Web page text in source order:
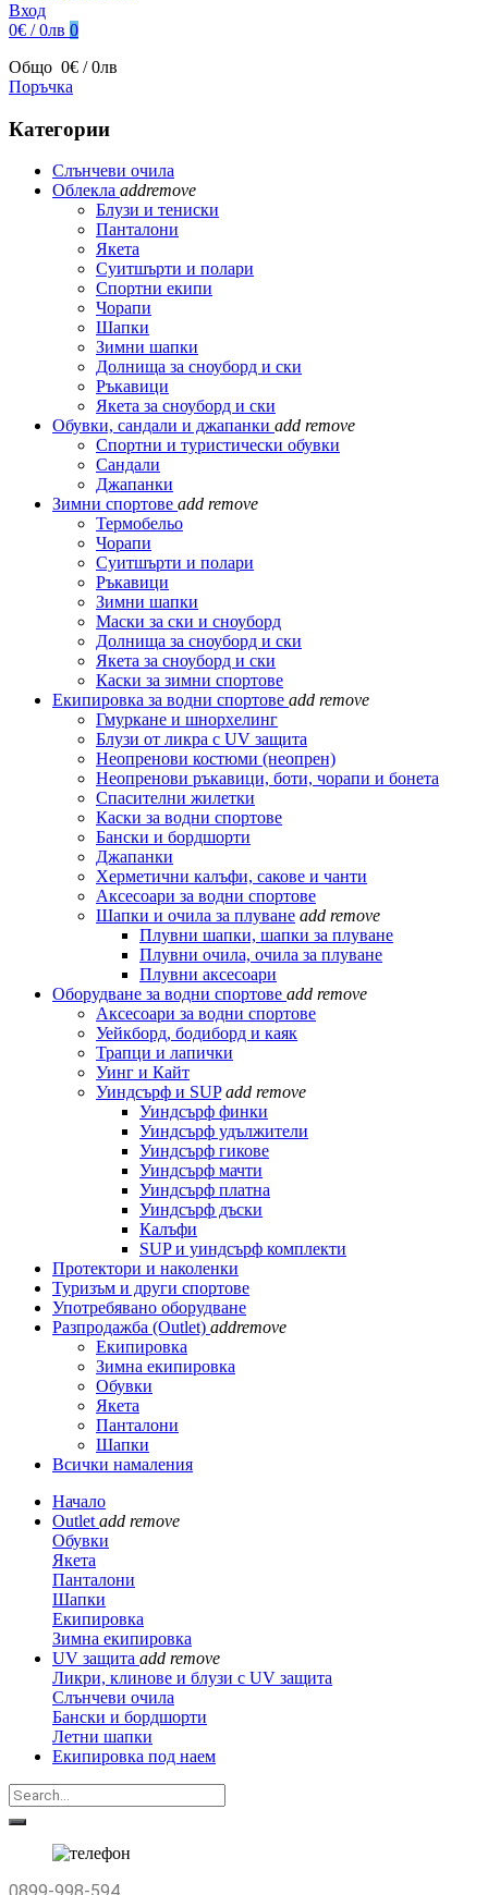
Вход
0€ / 0лв 0
Общо 0€ / 0лв
Поръчка
Категории
Слънчеви очила
Облекла addremove
Блузи и тениски
Панталони
Якета
Суитшърти и полари
Спортни екипи
Чорапи
Шапки
Зимни шапки
Долнища за сноуборд и ски
Ръкавици
Якета за сноуборд и ски
Обувки, сандали и джапанки add remove
Спортни и туристически обувки
Сандали
Джапанки
Зимни спортове add remove
Термобельо
Чорапи
Суитшърти и полари
Ръкавици
Зимни шапки
Маски за ски и сноуборд
Долнища за сноуборд и ски
Якета за сноуборд и ски
Каски за зимни спортове
Екипировка за водни спортове add remove
Гмуркане и шнорхелинг
Блузи от ликра с UV защита
Неопренови костюми (неопрен)
Неопренови ръкавици, боти, чорапи и бонета
Спасителни жилетки
Каски за водни спортове
Бански и бордшорти
Джапанки
Херметични калъфи, сакове и чанти
Аксесоари за водни спортове
Шапки и очила за плуване add remove
Плувни шапки, шапки за плуване
Плувни очила, очила за плуване
Плувни аксесоари
Оборудване за водни спортове add remove
Аксесоари за водни спортове
Уейкборд, бодиборд и каяк
Трапци и лапички
Уинг и Кайт
Уиндсърф и SUP add remove
Уиндсърф финки
Уиндсърф удължители
Уиндсърф гикове
Уиндсърф мачти
Уиндсърф платна
Уиндсърф дъски
Калъфи
SUP и уиндсърф комплекти
Протектори и наколенки
Туризъм и други спортове
Употребявано оборудване
Разпродажба (Outlet) addremove
Екипировка
Зимна екипировка
Обувки
Якета
Панталони
Шапки
Всички намаления
Начало
Outlet add remove
Обувки
Якета
Панталони
Шапки
Екипировка
Зимна екипировка
UV защита add remove
Ликри, клинове и блузи с UV защита
Слънчеви очила
Бански и бордшорти
Летни шапки
Екипировка под наем